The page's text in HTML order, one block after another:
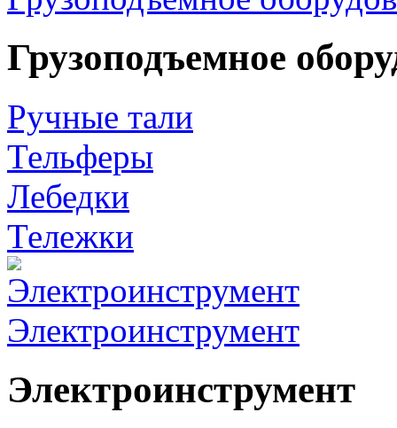
Грузоподъемное
Ручные тали
Тельферы
Лебедки
Тележки
Электроинструмент
Электроинструмент